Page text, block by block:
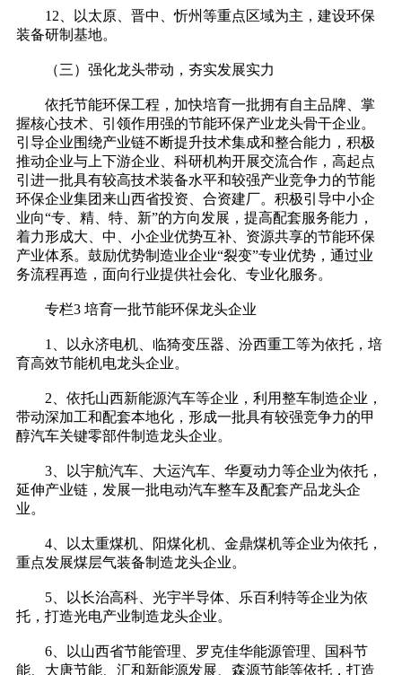
12、以太原、晋中、忻州等重点区域为主，建设环保
装备研制基地。
（三）强化龙头带动，夯实发展实力
依托节能环保工程，加快培育一批拥有自主品牌、掌
握核心技术、引领作用强的节能环保产业龙头骨干企业。
引导企业围绕产业链不断提升技术集成和整合能力，积极
推动企业与上下游企业、科研机构开展交流合作，高起点
引进一批具有较高技术装备水平和较强产业竞争力的节能
环保企业集团来山西省投资、合资建厂。积极引导中小企
业向“专、精、特、新”的方向发展，提高配套服务能力，
着力形成大、中、小企业优势互补、资源共享的节能环保
产业体系。鼓励优势制造业企业“裂变”专业优势，通过业
务流程再造，面向行业提供社会化、专业化服务。
专栏3 培育一批节能环保龙头企业
1、以永济电机、临猗变压器、汾西重工等为依托，培
育高效节能机电龙头企业。
2、依托山西新能源汽车等企业，利用整车制造企业，
带动深加工和配套本地化，形成一批具有较强竞争力的甲
醇汽车关键零部件制造龙头企业。
3、以宇航汽车、大运汽车、华夏动力等企业为依托，
延伸产业链，发展一批电动汽车整车及配套产品龙头企
业。
4、以太重煤机、阳煤化机、金鼎煤机等企业为依托，
重点发展煤层气装备制造龙头企业。
5、以长治高科、光宇半导体、乐百利特等企业为依
托，打造光电产业制造龙头企业。
6、以山西省节能管理、罗克佳华能源管理、国科节
能、大唐节能、汇和新能源发展、森源节能等依托，打造